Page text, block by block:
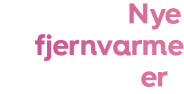
Nye
er